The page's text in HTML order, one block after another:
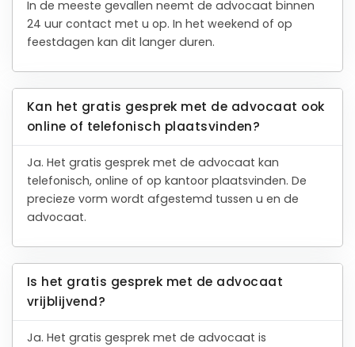
In de meeste gevallen neemt de advocaat binnen
24 uur contact met u op. In het weekend of op
feestdagen kan dit langer duren.
Kan het gratis gesprek met de advocaat ook
online of telefonisch plaatsvinden?
Ja. Het gratis gesprek met de advocaat kan
telefonisch, online of op kantoor plaatsvinden. De
precieze vorm wordt afgestemd tussen u en de
advocaat.
Is het gratis gesprek met de advocaat
vrijblijvend?
Ja. Het gratis gesprek met de advocaat is